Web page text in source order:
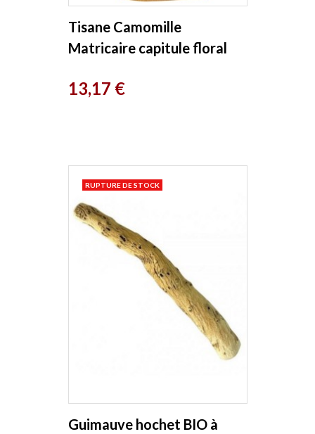
Tisane Camomille
Matricaire capitule floral
Prix
13,17 €
Guimauve hochet BIO à
RUPTURE DE STOCK